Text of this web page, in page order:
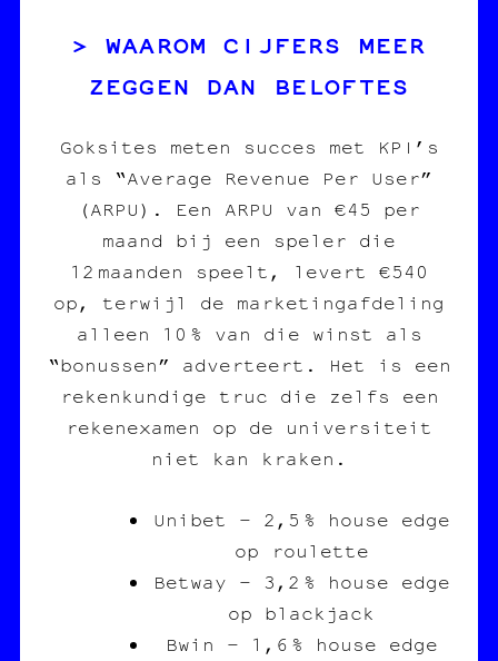
WAAROM CIJFERS MEER
ZEGGEN DAN BELOFTES
Goksites meten succes met KPI’s
als “Average Revenue Per User”
(ARPU). Een ARPU van €45 per
maand bij een speler die
12 maanden speelt, levert €540
op, terwijl de marketingafdeling
alleen 10 % van die winst als
“bonussen” adverteert. Het is een
rekenkundige truc die zelfs een
rekenexamen op de universiteit
niet kan kraken.
Unibet – 2,5 % house edge
op roulette
Betway – 3,2 % house edge
op blackjack
Bwin – 1,6 % house edge